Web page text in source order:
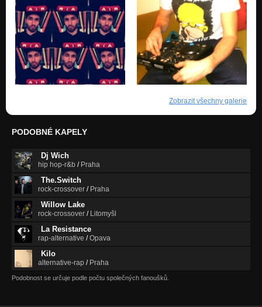
Zobrazit všechny galerie
PODOBNÉ KAPELY
Dj Wich
hip hop-r&b / Praha
The.Switch
rock-crossover / Praha
Willow Lake
rock-crossover / Litomyšl
La Resistance
rap-alternative /Opava
Kilo
alternative-rap / Praha
Podobnost se určuje podle počtu společných fanoušků.